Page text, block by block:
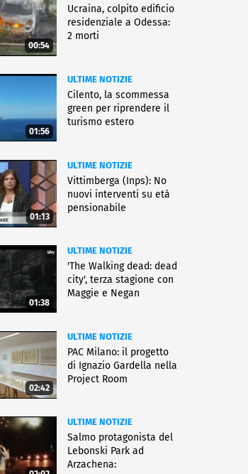
00:54
Ucraina, colpito edificio
residenziale a Odessa:
2 morti
01:56
ULTIME NOTIZIE
Cilento, la scommessa
green per riprendere il
turismo estero
01:13
ULTIME NOTIZIE
Vittimberga (Inps): No
nuovi interventi su età
pensionabile
01:38
ULTIME NOTIZIE
'The Walking dead: dead
city', terza stagione con
Maggie e Negan
02:42
ULTIME NOTIZIE
PAC Milano: il progetto
di Ignazio Gardella nella
Project Room
ULTIME NOTIZIE
Salmo protagonista del
Lebonski Park ad
Arzachena: